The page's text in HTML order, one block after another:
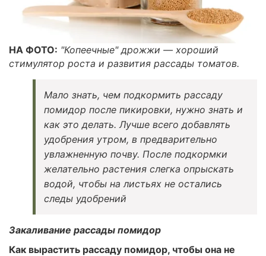
НА ФОТО: "Копеечные" дрожжи — хороший
стимулятор роста и развития рассады томатов.
Мало знать, чем подкормить рассаду
помидор после пикировки, нужно знать и
как это делать. Лучше всего добавлять
удобрения утром, в предварительно
увлажненную почву. После подкормки
желательно растения слегка опрыскать
водой, чтобы на листьях не остались
следы удобрений
Закаливание рассады помидор
Как вырастить рассаду помидор, чтобы она не